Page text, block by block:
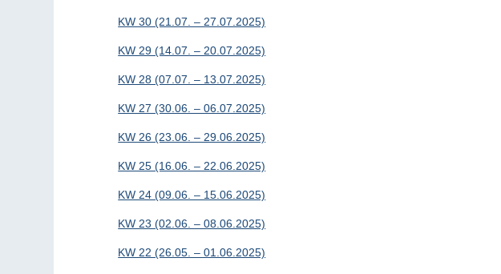
KW 30 (21.07. – 27.07.2025)
KW 29 (14.07. – 20.07.2025)
KW 28 (07.07. – 13.07.2025)
KW 27 (30.06. – 06.07.2025)
KW 26 (23.06. – 29.06.2025)
KW 25 (16.06. – 22.06.2025)
KW 24 (09.06. – 15.06.2025)
KW 23 (02.06. – 08.06.2025)
KW 22 (26.05. – 01.06.2025)